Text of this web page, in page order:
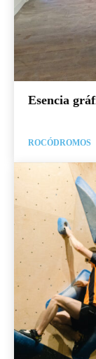
Esencia
ROCÓDROMOS